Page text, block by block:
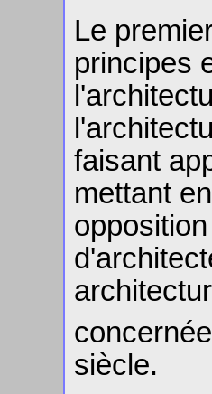
Le
principes
faisant
mettant
siècle.